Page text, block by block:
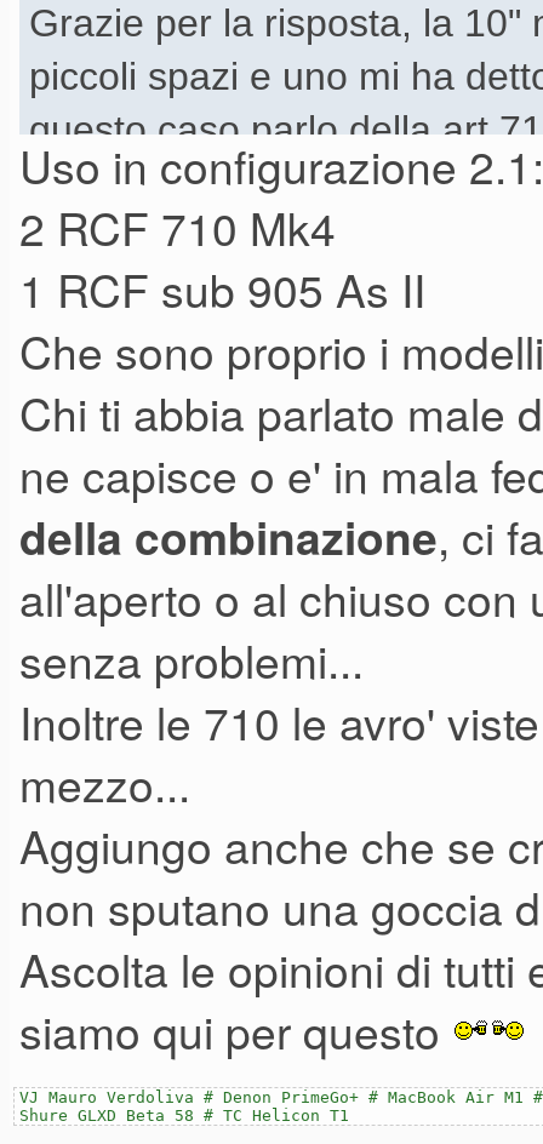
Grazie per la risposta, la 10"
piccoli spazi e uno mi ha
questo caso parlo della art
basse e quindi iniziavano a
musicali e la techno da rave
alla scelta,mi hanno
idee. Quindi la 10 la
la,magari un 905as II o un
Uso in configurazione 2.1:
2 RCF 710 Mk4
1 RCF sub 905 As II
Che sono proprio i
Chi ti abbia parlato male
ne capisce o e' in mala
della combinazione, ci
all'aperto o al chiuso con
senza problemi...
Inoltre le 710 le avro'
mezzo...
Aggiungo anche che se
non sputano una goccia
Ascolta le opinioni di tutti
siamo qui per questo
VJ Mauro Verdoliva # Denon PrimeGo+ # MacBook Air
Shure GLXD Beta 58 # TC Helicon T1